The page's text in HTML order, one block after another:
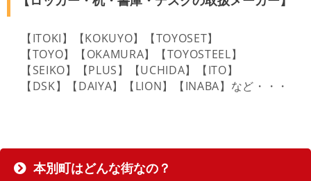
【ITOKI】【KOKUYO】【TOYOSET】
【TOYO】【OKAMURA】【TOYOSTEEL】
【SEIKO】【PLUS】【UCHIDA】【ITO】
【DSK】【DAIYA】【LION】【INABA】など・・・
本別町はどんな街なの？